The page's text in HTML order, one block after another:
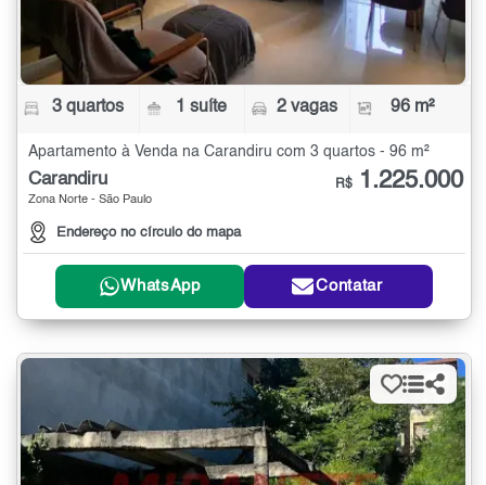
3 quartos 1 suíte 2 vagas 96 m²
Apartamento à Venda na Carandiru com 3 quartos - 96 m²
Carandiru
Zona Norte - São Paulo
Endereço no círculo do mapa
R$ 1.225.000
WhatsApp Contatar